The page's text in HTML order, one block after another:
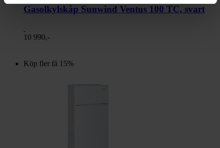
Gasolkylskåp Sunwind Ventus 100 TC, svart
10 990,-
Köp fler få 15%